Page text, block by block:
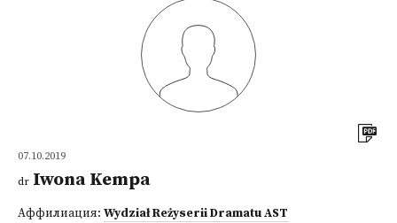
07.10.2019
dr Iwona Kempa
Аффилиация: Wydział Reżyserii Dramatu AST